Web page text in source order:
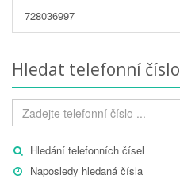
728036997
Hledat telefonní číslo
Hledání telefonních čísel
Naposledy hledaná čísla